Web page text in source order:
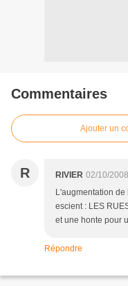
Commentaires
Ajouter un
R RIVIER 02/10/
L'augmentation
escient : LES
et une honte pour
Répondre